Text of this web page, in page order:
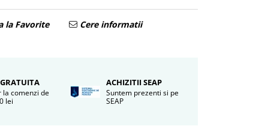
la Favorite Cere informatii
la comenzi de
lei
ACHIZITII SEAP
Suntem prezenti si pe
SEAP